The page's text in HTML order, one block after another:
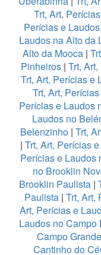
Trt, Art,
Perícias e
Laudos na Alto da
Alto da Mooca |
Pinheiros| Trt,
Trt, Art, Perícias e
Trt, Art,
Perícias e Laudos
Laudos no
Belenzinho| Trt,
| Trt, Art, Perícias
Perícias e Laudos
no Brooklin
Brooklin Paulista |
Paulista| Trt, Art,
Art, Perícias e
Laudos no Campo
Campo Grande
Cantinho do